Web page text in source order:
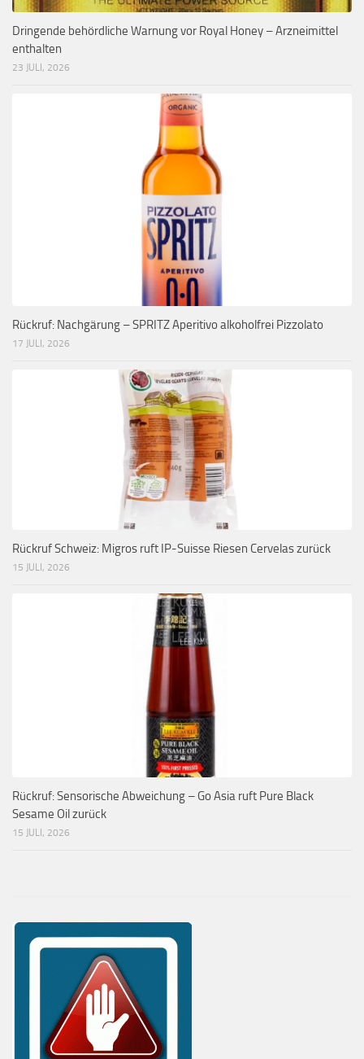
Dringende behördliche Warnung vor Royal Honey – Arzneimittel
enthalten
23 JULI, 2026
Rückruf: Nachgärung – SPRITZ Aperitivo alkoholfrei Pizzolato
17 JULI, 2026
Rückruf Schweiz: Migros ruft IP-Suisse Riesen Cervelas zurück
15 JULI, 2026
Rückruf: Sensorische Abweichung – Go Asia ruft Pure Black
Sesame Oil zurück
15 JULI, 2026